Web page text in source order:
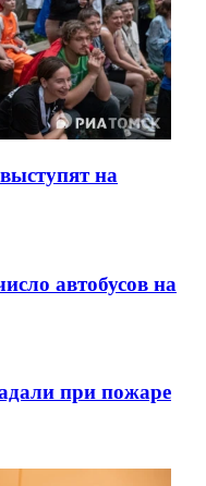
на
автобусов на
при пожаре